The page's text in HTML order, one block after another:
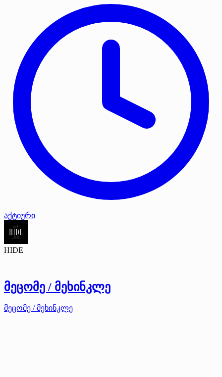
აქტიური
HIDE
მეცომე / მეხინკლე
მეცომე / მეხინკლე